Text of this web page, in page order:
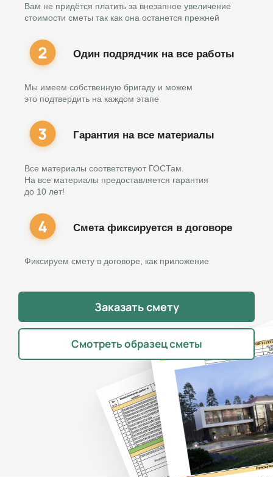
Вам не придётся платить за внезапное увеличение
стоимости сметы так как она останется прежней
Один подрядчик на все работы
Мы имеем собственную бригаду и можем
это подтвердить на каждом этапе
Гарантия на все материалы
Все материалы соответствуют ГОСТам.
На все материалы предоставляется гарантия
до 10 лет!
Смета фиксируется в договоре
Фиксируем смету в договоре, как приложение
Заказать смету
Смотреть образец сметы